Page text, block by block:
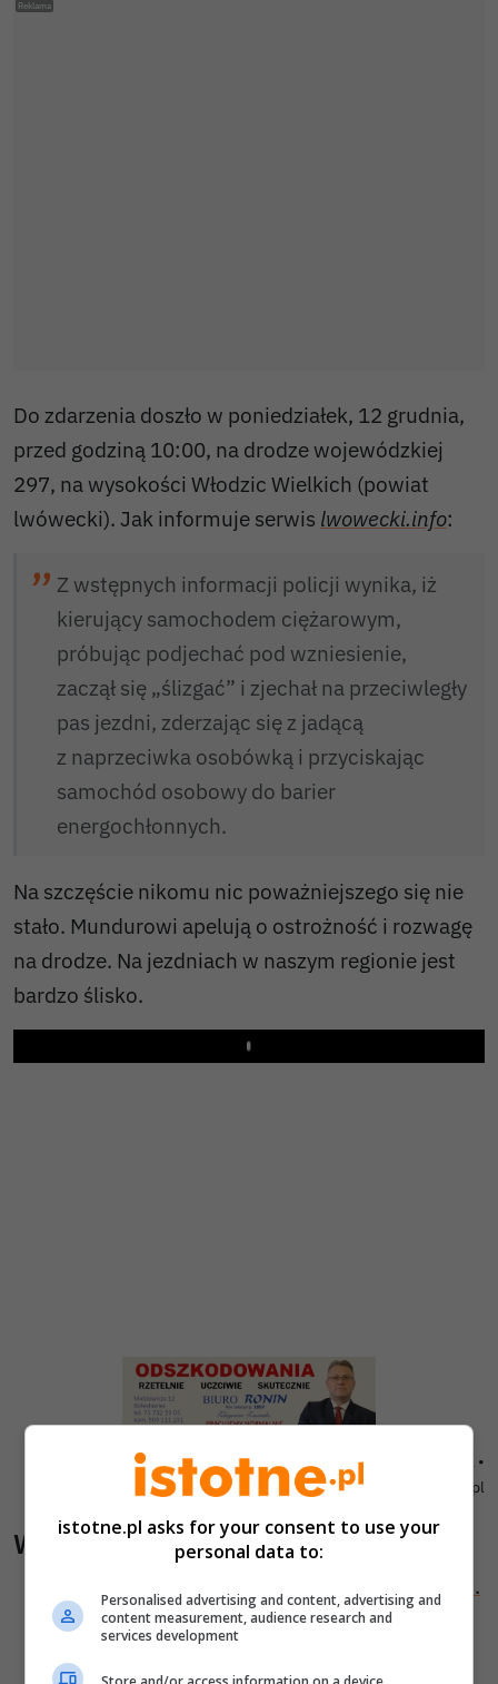
Do zdarzenia doszło w poniedziałek, 12 grudnia,
przed godziną 10:00, na drodze wojewódzkiej
297, na wysokości Włodzic Wielkich (powiat
lwówecki). Jak informuje serwis lwowecki.info:
Z wstępnych informacji policji wynika, iż
kierujący samochodem ciężarowym,
próbując podjechać pod wzniesienie,
zaczął się „ślizgać” i zjechał na przeciwległy
pas jezdni, zderzając się z jadącą
z naprzeciwka osobówką i przyciskając
samochód osobowy do barier
energochłonnych.
Na szczęście nikomu nic poważniejszego się nie
stało. Mundurowi apelują o ostrożność i rozwagę
na drodze. Na jezdniach w naszym regionie jest
bardzo ślisko.
Play
Odszkodowania Biuro Ronin Bolesławiec - www.biuroronin.pl •
istotne.pl
Wiadomości pokrewne
Tragiczny wypadek na przejeździe kolejowym.
Kobieta zginęła pod kołami pociągu
istotne.pl asks for your consent to use your
personal data to:
Personalised advertising and content, advertising and
content measurement, audience research and
services development